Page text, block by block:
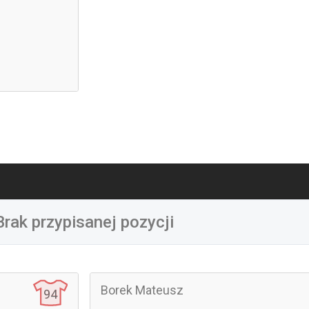
przypisanej pozycji
94
Bilski Kacper Borek Mateusz
32